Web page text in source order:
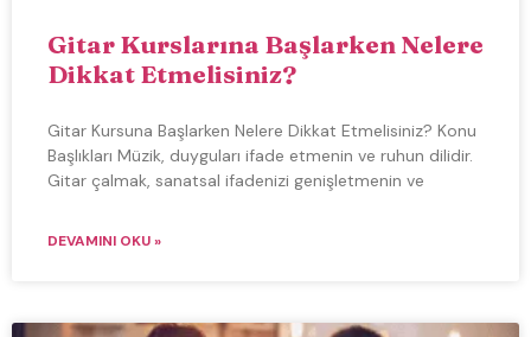
Gitar Kurslarına Başlarken Nelere
Dikkat Etmelisiniz?
Gitar Kursuna Başlarken Nelere Dikkat Etmelisiniz? Konu
Başlıkları Müzik, duyguları ifade etmenin ve ruhun dilidir.
Gitar çalmak, sanatsal ifadenizi genişletmenin ve
DEVAMINI OKU »